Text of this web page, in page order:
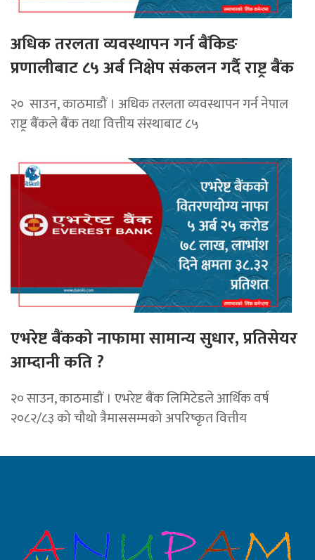
अधिक तरलता व्यवस्थापन गर्न बैंकिङ
प्रणालीबाट ८५ अर्ब निक्षेप संकलन गर्दै राष्ट्र बैंक
२० साउन, काठमाडौं । अधिक तरलता व्यवस्थापन गर्न नेपाल
राष्ट्र बैंकले बैंक तथा वित्तीय संस्थाबाट ८५
एभरेष्ट बैंकको नाफामा सामान्य सुधार, प्रतिसेयर
आम्दानी कति ?
२० साउन, काठमाडौं । एभरेष्ट बैंक लिमिटेडले आर्थिक वर्ष
२०८२/८३ को चौथो त्रैमाससम्मको अपरिष्कृत वित्तीय